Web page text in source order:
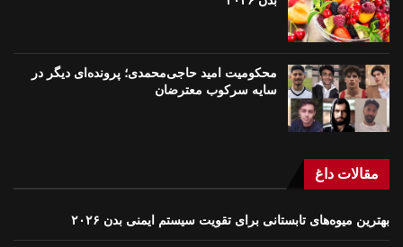
محکومیت امید حاجی‌محمدی؛ پرونده‌ای دیگر در
سایه سرکوب معترضان
مقالات داغ
بهترین میوه‌های تابستانی برای تقویت سیستم ایمنی بدن ۲۰۲۶